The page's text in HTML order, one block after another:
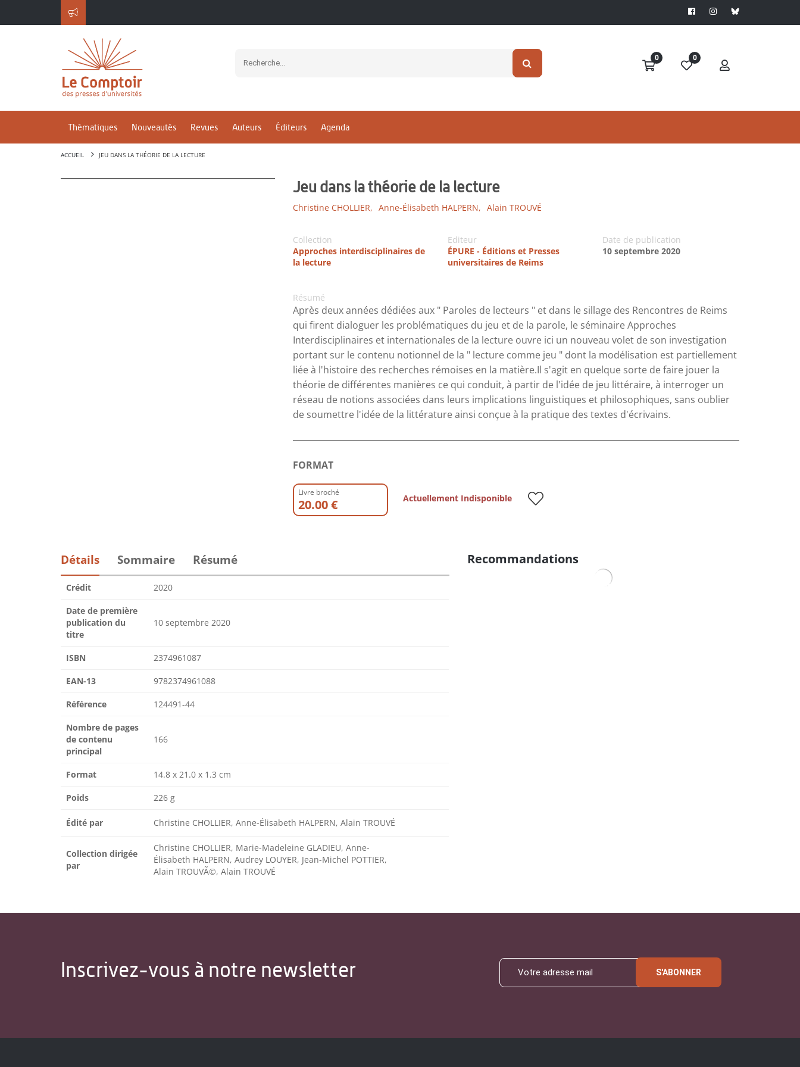
0 0
Thématiques Nouveautés Revues Auteurs Éditeurs Agenda
ACCUEIL JEU DANS LA THÉORIE DE LA LECTURE
Jeu dans la théorie de la lecture
Christine CHOLLIER, Anne-Élisabeth HALPERN, Alain TROUVÉ
Collection
Approches interdisciplinaires de
la lecture
Editeur
ÉPURE - Éditions et Presses
universitaires de Reims
Date de publication
10 septembre 2020
Résumé
Après deux années dédiées aux " Paroles de lecteurs " et dans le sillage des Rencontres de Reims
qui firent dialoguer les problématiques du jeu et de la parole, le séminaire Approches
Interdisciplinaires et internationales de la lecture ouvre ici un nouveau volet de son investigation
portant sur le contenu notionnel de la " lecture comme jeu " dont la modélisation est partiellement
liée à l'histoire des recherches rémoises en la matière.Il s'agit en quelque sorte de faire jouer la
théorie de différentes manières ce qui conduit, à partir de l'idée de jeu littéraire, à interroger un
réseau de notions associées dans leurs implications linguistiques et philosophiques, sans oublier
de soumettre l'idée de la littérature ainsi conçue à la pratique des textes d'écrivains.
FORMAT
Livre broché
20.00 € Actuellement Indisponible
Détails Sommaire Résumé
Crédit 2020
Date de première
publication du
titre
10 septembre 2020
ISBN 2374961087
EAN-13 9782374961088
Référence 124491-44
Nombre de pages
de contenu
principal
166
Format 14.8 x 21.0 x 1.3 cm
Poids 226 g
Édité par Christine CHOLLIER, Anne-Élisabeth HALPERN, Alain TROUVÉ
Collection dirigée
par
Christine CHOLLIER, Marie-Madeleine GLADIEU, Anne-
Élisabeth HALPERN, Audrey LOUYER, Jean-Michel POTTIER,
Alain TROUVÃ©, Alain TROUVÉ
Recommandations
Inscrivez-vous à notre newsletter S'ABONNER